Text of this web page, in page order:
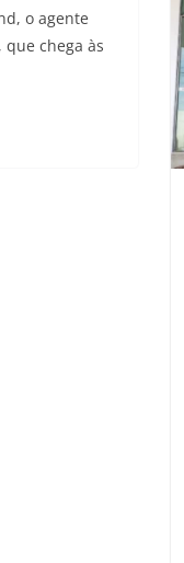
o agente
chega às